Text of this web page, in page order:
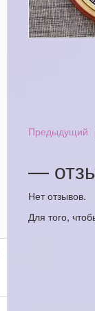
Предыдущий
—
Нет отзывов.
Для того,